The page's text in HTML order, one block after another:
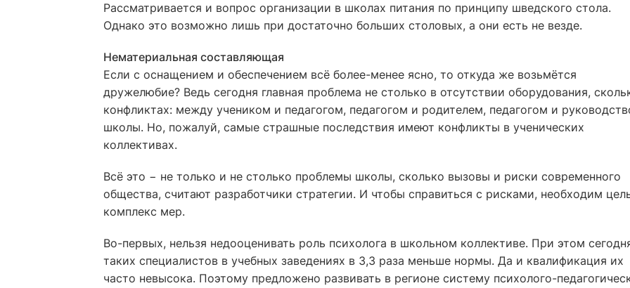
Рассматривается и вопрос организации в школах питания по принципу шведского стола.
Однако это возможно лишь при достаточно больших столовых, а они есть не везде.
Нематериальная составляющая
Если с оснащением и обеспечением всё более-менее ясно, то откуда же возьмётся
дружелюбие? Ведь сегодня главная проблема не столько в отсутствии оборудования,
конфликтах: между учеником и педагогом, педагогом и родителем, педагогом и
школы. Но, пожалуй, самые страшные последствия имеют конфликты в ученических
коллективах.
Всё это − не только и не столько проблемы школы, сколько вызовы и риски современного
общества, считают разработчики стратегии. И чтобы справиться с рисками, необходим
комплекс мер.
Во-первых, нельзя недооценивать роль психолога в школьном коллективе. При этом
таких специалистов в учебных заведениях в 3,3 раза меньше нормы. Да и квалификация их
часто невысока. Поэтому предложено развивать в регионе систему психолого-